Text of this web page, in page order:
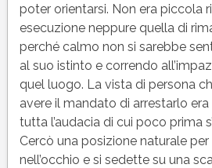
poter orientarsi. Non era piccola
esecuzione neppure quella di
perché calmo non si sarebbe
al suo istinto e correndo
quel luogo. La vista di persona
avere il mandato di arrestarlo
tutta l’audacia di cui poco prima
Cercò una posizione naturale
nell’occhio e si sedette su una